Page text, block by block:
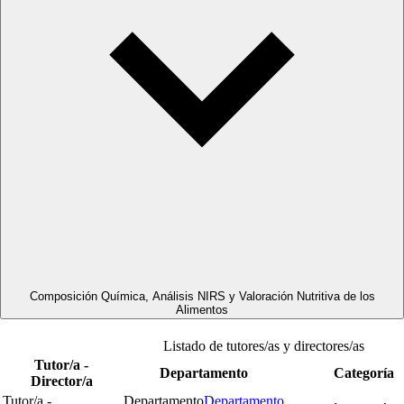
Composición Química, Análisis NIRS y Valoración Nutritiva de los
Alimentos
Listado de tutores/as y directores/as
Tutor/a -
Director/a
Departamento
Categoría